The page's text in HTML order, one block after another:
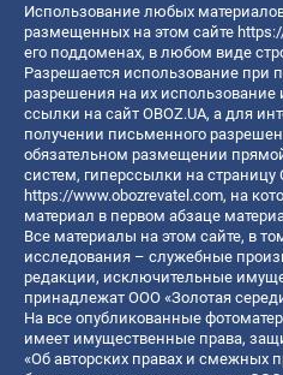
Использование любых
размещенных на этом сайте
его поддоменах, в любом виде
Разрешается использование при
разрешения на их использование
ссылки на сайт OBOZ.UA, а для
получении письменного
обязательном размещении
систем, гиперссылки на страницу
https://www.obozrevatel.com, на
материал в первом абзаце
Все материалы на этом сайте, в
исследования – служебные
редакции, исключительные
принадлежат ООО «Золотая
На все опубликованные
имеет имущественные права,
«Об авторских правах и смежных